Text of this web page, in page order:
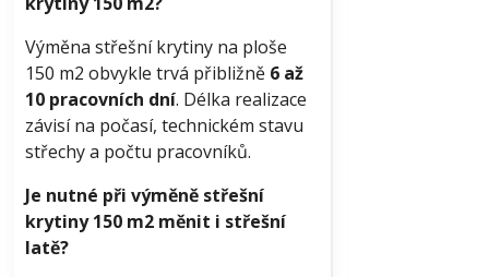
Výměna střešní krytiny na ploše
150 m2 obvykle trvá přibližně 6 až
10 pracovních dní. Délka realizace
závisí na počasí, technickém stavu
střechy a počtu pracovníků.
Je nutné při výměně střešní
krytiny 150 m2 měnit i střešní
latě?